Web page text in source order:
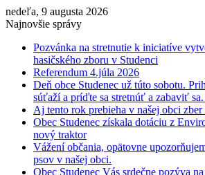
nedeľa, 9 augusta 2026
Najnovšie správy
Pozvánka na stretnutie k iniciatíve
hasičského zboru v Studenci
Referendum 4.júla 2026
Deň obce Studenec už túto sobotu.
súťaží a príďte sa stretnúť a zabaviť sa.
Aj tento rok prebieha v našej obci
Obec Studenec získala dotáciu z
nový traktor
Vážení občania, opätovne
psov v našej obci.
Obec Studenec Vás srdečne pozýva